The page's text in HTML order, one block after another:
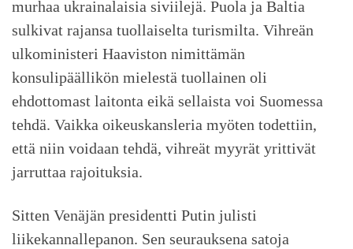
murhaa ukrainalaisia siviilejä. Puola ja Baltia
sulkivat rajansa tuollaiselta turismilta. Vihreän
ulkoministeri Haaviston nimittämän
konsulipäällikön mielestä tuollainen oli
ehdottomast laitonta eikä sellaista voi Suomessa
tehdä. Vaikka oikeuskansleria myöten todettiin,
että niin voidaan tehdä, vihreät myyrät yrittivät
jarruttaa rajoituksia.
Sitten Venäjän presidentti Putin julisti
liikekannallepanon. Sen seurauksena satoja